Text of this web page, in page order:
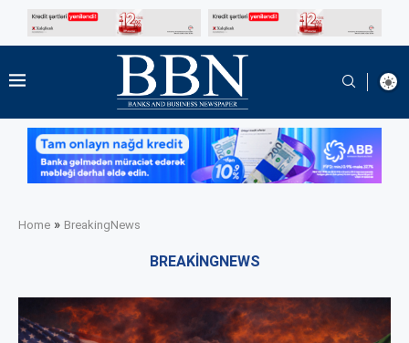
Home » BreakingNews
BREAKINGNEWS